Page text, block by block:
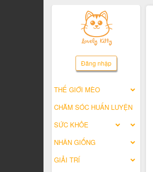
Đăng nhập
THẾ GIỚI MÈO
CHĂM SÓC HUẤN LUYỆN
SỨC KHỎE
NHÂN GIỐNG
GIẢI TRÍ